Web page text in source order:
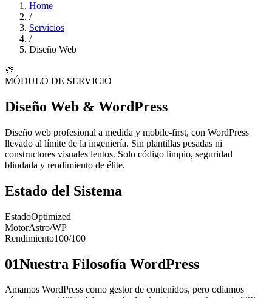
Home
/
Servicios
/
Diseño Web
🎨
MÓDULO DE SERVICIO
Diseño Web & WordPress
Diseño web profesional a medida y mobile-first, con WordPress
llevado al límite de la ingeniería. Sin plantillas pesadas ni
constructores visuales lentos. Solo código limpio, seguridad
blindada y rendimiento de élite.
Estado del Sistema
EstadoOptimized
MotorAstro/WP
Rendimiento100/100
01Nuestra Filosofía WordPress
Amamos WordPress como gestor de contenidos, pero odiamos